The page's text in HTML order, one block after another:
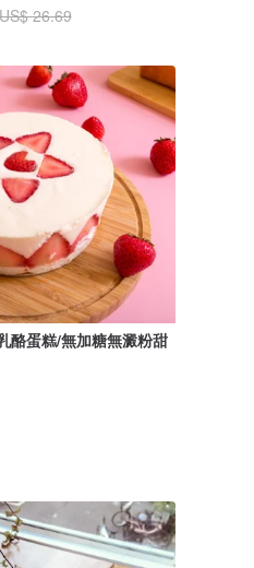
26.69
酪蛋糕/無加糖無澱粉甜